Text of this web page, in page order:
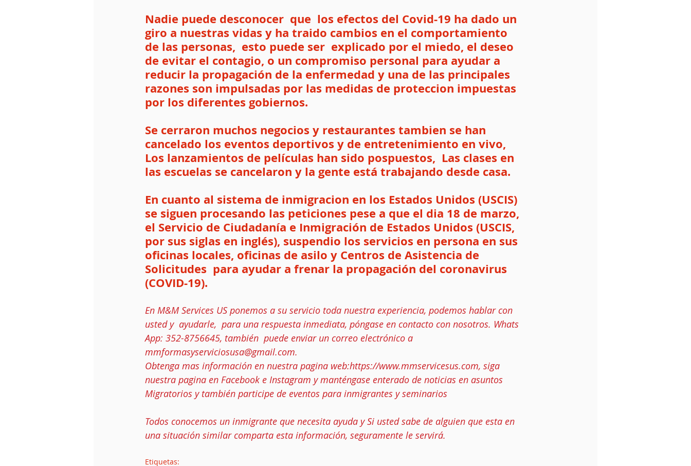
Nadie puede desconocer  que  los efectos del Covid-19 ha dado un
giro a nuestras vidas y ha traido cambios en el comportamiento
de las personas,  esto puede ser  explicado por el miedo, el deseo
de evitar el contagio, o un compromiso personal para ayudar a
reducir la propagación de la enfermedad y una de las principales
razones son impulsadas por las medidas de proteccion impuestas
por los diferentes gobiernos.
Se cerraron muchos negocios y restaurantes tambien se han
cancelado los eventos deportivos y de entretenimiento en vivo,
Los lanzamientos de películas han sido pospuestos,  Las clases en
las escuelas se cancelaron y la gente está trabajando desde casa.
En cuanto al sistema de inmigracion en los Estados Unidos (USCIS)
se siguen procesando las peticiones pese a que el dia 18 de marzo,
el Servicio de Ciudadanía e Inmigración de Estados Unidos (USCIS,
por sus siglas en inglés), suspendio los servicios en persona en sus
oficinas locales, oficinas de asilo y Centros de Asistencia de
Solicitudes  para ayudar a frenar la propagación del coronavirus
(COVID-19).
En M&M Services US ponemos a su servicio toda nuestra experiencia, podemos hablar con
usted y  ayudarle,  para una respuesta inmediata, póngase en contacto con nosotros. Whats
App: 352-8756645, también  puede enviar un correo electrónico a
mmformasyserviciosusa@gmail.com.
Obtenga mas información en nuestra pagina web:https://www.mmservicesus.com, siga
nuestra pagina en Facebook e Instagram y manténgase enterado de noticias en asuntos
Migratorios y también participe de eventos para inmigrantes y seminarios
Todos conocemos un inmigrante que necesita ayuda y Si usted sabe de alguien que esta en
una situación similar comparta esta información, seguramente le servirá.
Etiquetas: